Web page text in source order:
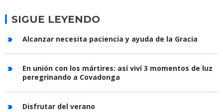
SIGUE LEYENDO
Alcanzar necesita paciencia y ayuda de la Gracia
En unión con los mártires: así viví 3 momentos de luz
peregrinando a Covadonga
Disfrutar del verano